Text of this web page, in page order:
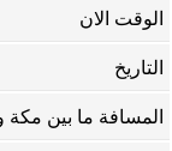
الوقت الان
التاريخ
المسافة ما بين مكة